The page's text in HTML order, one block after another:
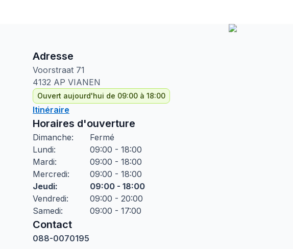
Adresse
Voorstraat 71
4132 AP VIANEN
Ouvert aujourd'hui de 09:00 à 18:00
Itinéraire
Horaires d'ouverture
Dimanche:
Fermé
Lundi:
09:00 - 18:00
Mardi:
09:00 - 18:00
Mercredi:
09:00 - 18:00
Jeudi:
09:00 - 18:00
Vendredi:
09:00 - 20:00
Samedi: 09:00 - 17:00
Contact
088-0070195